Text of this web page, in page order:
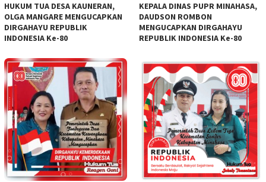
HUKUM TUA DESA KAUNERAN,
OLGA MANGARE MENGUCAPKAN
DIRGAHAYU REPUBLIK
INDONESIA Ke-80
KEPALA DINAS PUPR MINAHASA,
DAUDSON ROMBON
MENGUCAPKAN DIRGAHAYU
REPUBLIK INDONESIA Ke-80